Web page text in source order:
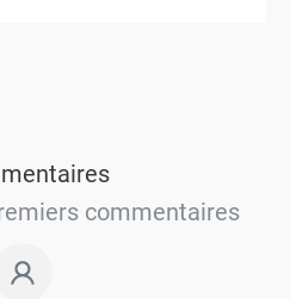
commentaires